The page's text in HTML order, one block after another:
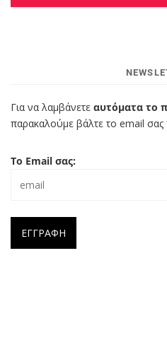
Για να λαμβάνετε αυτόματα το
παρακαλούμε βάλτε το email σας
Το Email σας: